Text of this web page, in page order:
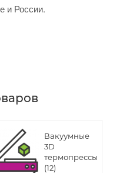
и России.
Вакуумные
3D
термопрессы
(12)